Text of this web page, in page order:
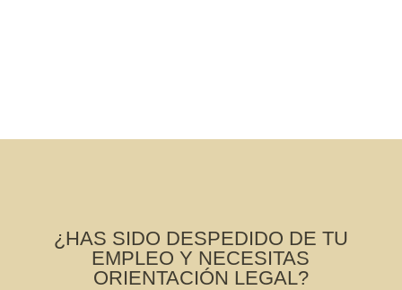
¿HAS SIDO DESPEDIDO DE TU
EMPLEO Y NECESITAS
ORIENTACIÓN LEGAL?